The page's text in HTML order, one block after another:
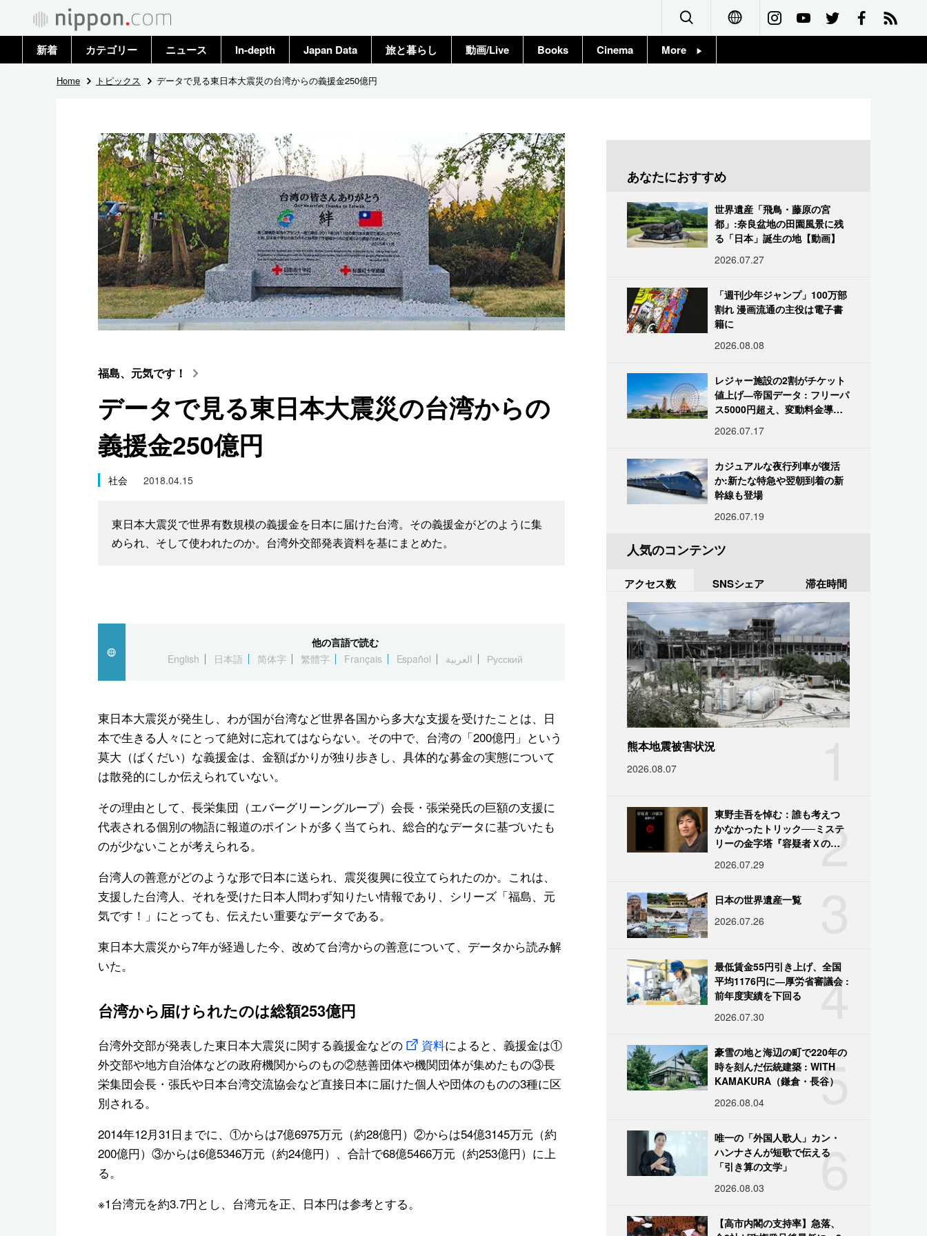
العربية
Русский
新着 カテゴリー
政治・外交
国際
社会
文化
科学・技術
暮らし
スポーツ・東京2020
ニュース
トップ
In-depth Japan Data 旅と暮らし 動画/Live Books Cinema More
東京
お知らせ
Home トピックス データで見る東日本大震災の台湾からの義援金250億円
福島、元気です！
データで見る東日本大震災の台湾からの
義援金250億円
社会 2018.04.15
東日本大震災で世界有数規模の義援金を日本に届けた台湾。その義援金がどのように集
められ、そして使われたのか。台湾外交部発表資料を基にまとめた。
他の言語で読む
English
日本語 简体字 繁體字 Français Español العربية Русский
東日本大震災が発生し、わが国が台湾など世界各国から多大な支援を受けたことは、日
本で生きる人々にとって絶対に忘れてはならない。その中で、台湾の「200億円」という
莫大（ばくだい）な義援金は、金額ばかりが独り歩きし、具体的な募金の実態について
は散発的にしか伝えられていない。
その理由として、長栄集団（エバーグリーングループ）会長・張栄発氏の巨額の支援に
代表される個別の物語に報道のポイントが多く当てられ、総合的なデータに基づいたも
のが少ないことが考えられる。
台湾人の善意がどのような形で日本に送られ、震災復興に役立てられたのか。これは、
支援した台湾人、それを受けた日本人問わず知りたい情報であり、シリーズ「福島、元
気です！」にとっても、伝えたい重要なデータである。
東日本大震災から7年が経過した今、改めて台湾からの善意について、データから読み解
いた。
台湾から届けられたのは総額253億円
台湾外交部が発表した東日本大震災に関する義援金などの 資料によると、義援金は①
外交部や地方自治体などの政府機関からのもの②慈善団体や機関団体が集めたもの③長
栄集団会長・張氏や日本台湾交流協会など直接日本に届けた個人や団体のものの3種に区
別される。
2014年12月31日までに、①からは7億6975万元（約28億円）②からは54億3145万元（約
200億円）③からは6億5346万元（約24億円）、合計で68億5466万元（約253億円）に上
る。
※1台湾元を約3.7円とし、台湾元を正、日本円は参考とする。
あなたにおすすめ
世界遺産「飛鳥・藤原の宮
都」:奈良盆地の田園風景に残
る「日本」誕生の地【動画】
2026.07.27
「週刊少年ジャンプ」100万部
割れ 漫画流通の主役は電子書
籍に
2026.08.08
レジャー施設の2割がチケット
値上げ―帝国データ : フリーパ
ス5000円超え、変動料金導入
2026.07.17
カジュアルな夜行列車が復活
か:新たな特急や翌朝到着の新
幹線も登場
2026.07.19
人気のコンテンツ
アクセス数 SNSシェア 滞在時間
熊本地震被害状況
2026.08.07
2
東野圭吾を悼む：誰も考えつ
かなかったトリック──ミステ
リーの金字塔『容疑者Ｘの献
2026.07.29
日本の世界遺産一覧
2026.07.26
4
最低賃金55円引き上げ、全国
平均1176円に―厚労省審議会 :
前年度実績を下回る
2026.07.30
5
豪雪の地と海辺の町で220年の
時を刻んだ伝統建築 : WITH
KAMAKURA（鎌倉・長谷）
2026.08.04
6
唯一の「外国人歌人」カン・
ハンナさんが短歌で伝える
「引き算の文学」
2026.08.03
【高市内閣の支持率】急落、